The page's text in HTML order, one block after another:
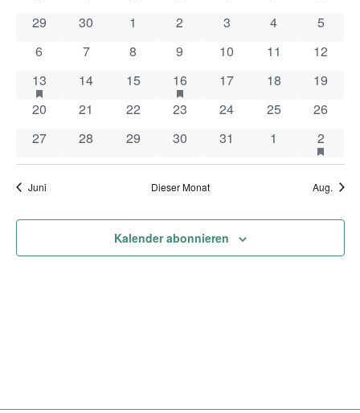
von
Veranstaltungen
0 Veranstaltungen
29 0 Veranstaltungen
30 0 Veranstaltungen
1 0 Veranstaltungen
2 0 Veranstaltungen
3 0
4 0
5
0 Veranstaltungen
6 0 Veranstaltungen
7 0 Veranstaltungen
8 0 Veranstaltungen
9 0 Veranstaltungen
10 0
11 0
12
1 Veranstaltung
13hat Veranstaltungen vorgestellt
0 Veranstaltungen
14 0 Veranstaltungen
15 1 Veranstaltung
16hat Veranstaltungen vorgestellt
0 Veranstaltungen
17 0
18 0
19
0 Veranstaltungen
20 0 Veranstaltungen
21 0 Veranstaltungen
22 0 Veranstaltungen
23 0 Veranstaltungen
24 0
25 0
26
0 Veranstaltungen
27 0 Veranstaltungen
28 0 Veranstaltungen
29 0 Veranstaltungen
30 0 Veranstaltungen
31 0
1 1
2hat
Juni Dieser Monat Aug.
Kalender abonnieren